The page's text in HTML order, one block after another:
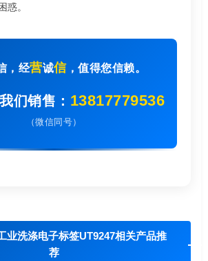
惑。
，经营诚信，值得您信赖。
们销售： 13817779536
（微信同号）
业洗涤电子标签UT9247相关产品推
荐